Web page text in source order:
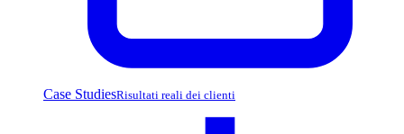
Case StudiesRisultati reali dei clienti